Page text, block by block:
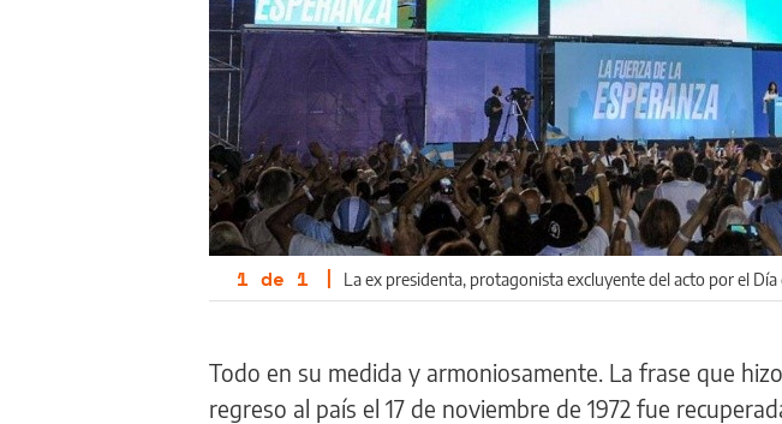
1 de 1 | La ex presidenta, protagonista excluyente del acto por el
Todo en su medida y armoniosamente. La frase que
regreso al país el 17 de noviembre de 1972 fue